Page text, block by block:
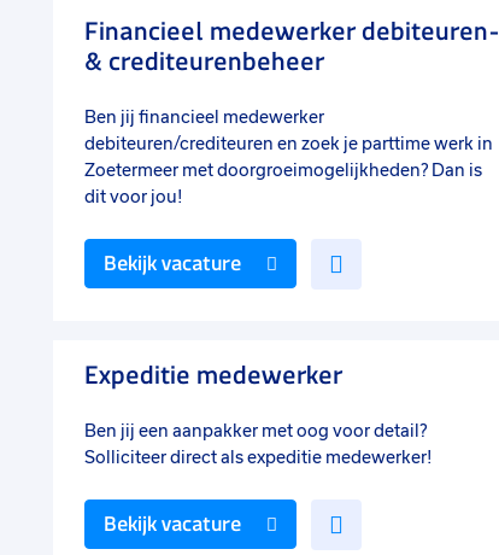
Financieel medewerker debiteuren-
& crediteurenbeheer
Ben jij financieel medewerker
debiteuren/crediteuren en zoek je parttime werk in
Zoetermeer met doorgroeimogelijkheden? Dan is
dit voor jou!
Bekijk vacature
Expeditie medewerker
Ben jij een aanpakker met oog voor detail?
Solliciteer direct als expeditie medewerker!
Bekijk vacature